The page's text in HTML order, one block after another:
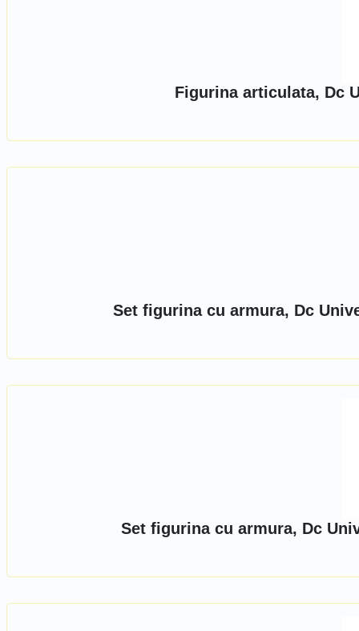
Figurina articulata, Dc
Set figurina cu armura, Dc
Set figurina cu armura, Dc